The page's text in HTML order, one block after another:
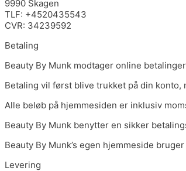
9990 Skagen
TLF: +4520435543
CVR: 34239592
Betaling
Beauty By Munk modtager online
Betaling vil først blive trukket på din
Alle beløb på hjemmesiden er inklusiv
Beauty By Munk benytter en sikker
Beauty By Munk’s egen hjemmeside
Levering